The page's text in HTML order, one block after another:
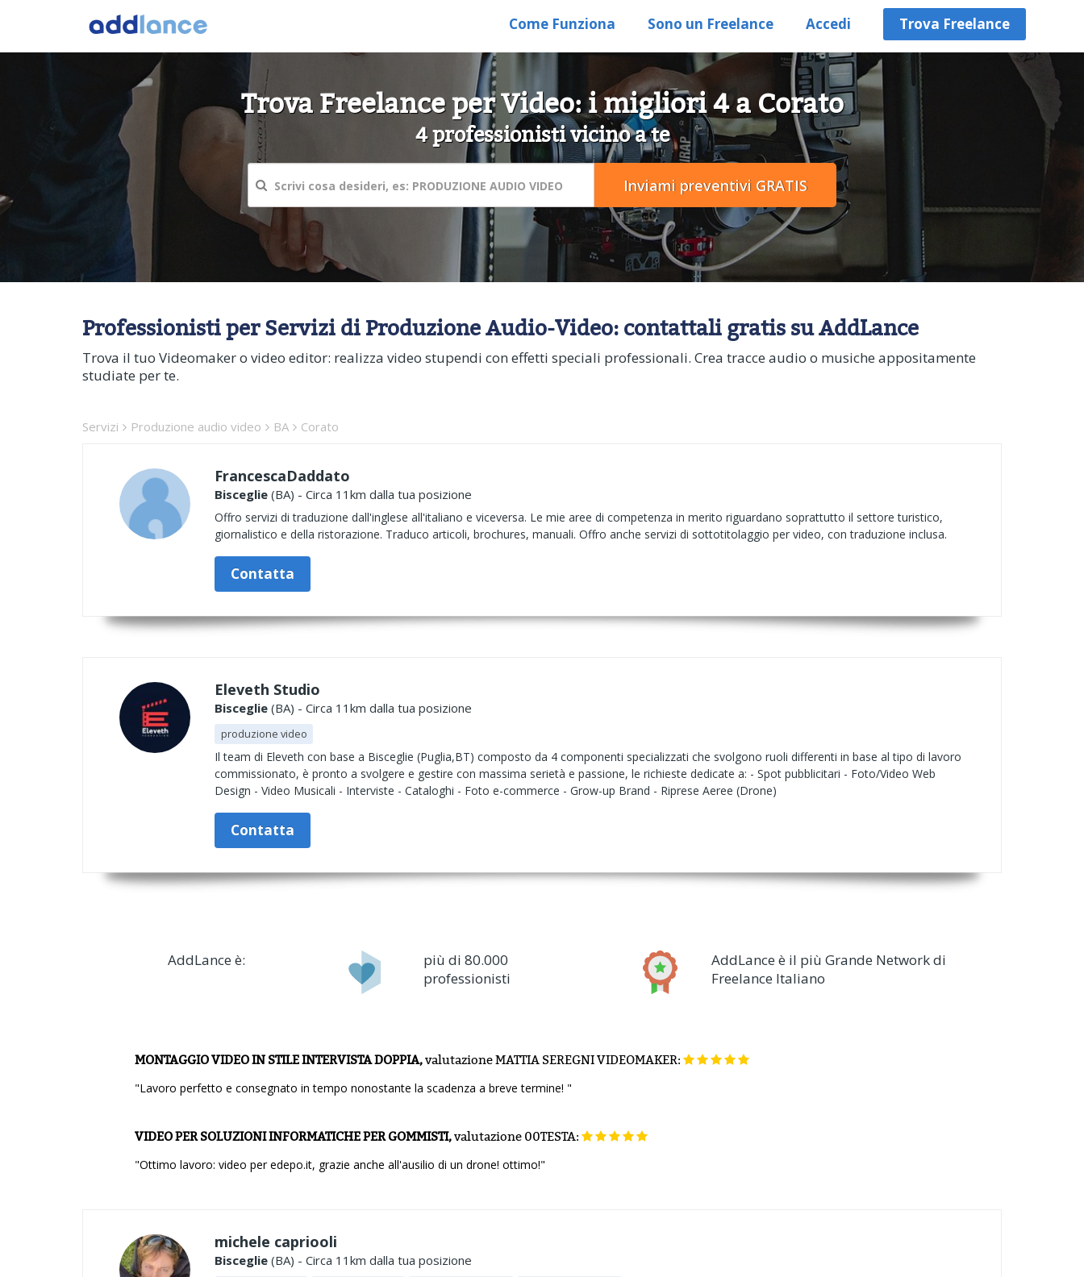
Come Funziona Sono un Freelance Accedi Trova Freelance
Trova Freelance per Video: i migliori 4 a Corato
4 professionisti vicino a te
Professionisti per Servizi di Produzione Audio-Video: contattali gratis su AddLance
Trova il tuo Videomaker o video editor: realizza video stupendi con effetti speciali professionali. Crea tracce audio o musiche appositamente
studiate per te.
Servizi Produzione audio video BA Corato
FrancescaDaddato
Bisceglie (BA) - Circa 11km dalla tua posizione
Offro servizi di traduzione dall'inglese all'italiano e viceversa. Le mie aree di competenza in merito riguardano soprattutto il settore turistico,
giornalistico e della ristorazione. Traduco articoli, brochures, manuali. Offro anche servizi di sottotitolaggio per video, con traduzione inclusa.
Contatta
Eleveth Studio
Bisceglie (BA) - Circa 11km dalla tua posizione
produzione video
Il team di Eleveth con base a Bisceglie (Puglia,BT) composto da 4 componenti specializzati che svolgono ruoli differenti in base al tipo di lavoro
commissionato, è pronto a svolgere e gestire con massima serietà e passione, le richieste dedicate a: - Spot pubblicitari - Foto/Video Web
Design - Video Musicali - Interviste - Cataloghi - Foto e-commerce - Grow-up Brand - Riprese Aeree (Drone)
Contatta
AddLance è:
più di 80.000
professionisti
AddLance è il più Grande Network di
Freelance Italiano
MONTAGGIO VIDEO IN STILE INTERVISTA DOPPIA,valutazioneMATTIA SEREGNI VIDEOMAKER:
"Lavoro perfetto e consegnato in tempo nonostante la scadenza a breve termine! "
VIDEO PER SOLUZIONI INFORMATICHE PER GOMMISTI,valutazione00TESTA:
"Ottimo lavoro: video per edepo.it, grazie anche all'ausilio di un drone! ottimo!"
michele capriooli
Bisceglie (BA) - Circa 11km dalla tua posizione